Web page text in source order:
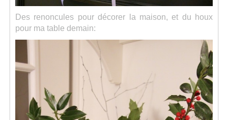
Des renoncules pour décorer la maison, et du houx
pour ma table demain: